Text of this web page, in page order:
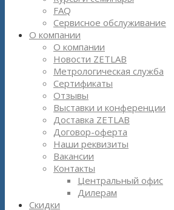
FAQ
Сервисное обслуживание
О компании
О компании
Новости ZETLAB
Метрологическая служба
Сертификаты
Отзывы
Выставки и конференции
Доставка ZETLAB
Договор-оферта
Наши реквизиты
Вакансии
Контакты
Центральный офис
Дилерам
Скидки